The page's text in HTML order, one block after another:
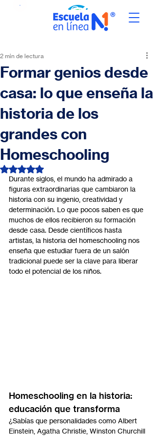
Formar genios desde
casa: lo que enseña la
historia de los
grandes con
Homeschooling
2 min de lectura
Obtuvo NaN de 5 estrellas.
Durante siglos, el mundo ha admirado a
figuras extraordinarias que cambiaron la
historia con su ingenio, creatividad y
determinación. Lo que pocos saben es que
muchos de ellos recibieron su formación
desde casa. Desde científicos hasta
artistas, la historia del homeschooling nos
enseña que estudiar fuera de un salón
tradicional puede ser la clave para liberar
todo el potencial de los niños.
Homeschooling en la historia:
educación que transforma
¿Sabías que personalidades como Albert
Einstein, Agatha Christie, Winston Churchill